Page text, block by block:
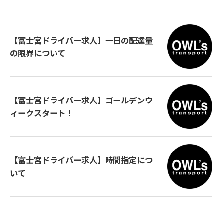
【富士宮ドライバー求人】一日の配達量
の限界について
【富士宮ドライバー求人】ゴールデンウ
ィークスタート！
【富士宮ドライバー求人】時間指定につ
いて